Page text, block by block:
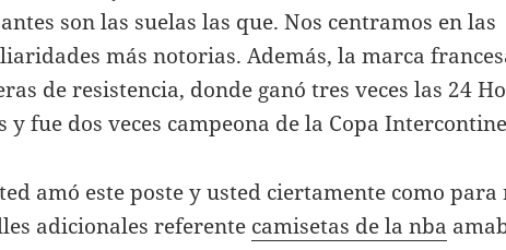
son las suelas las que. Nos centramos en las
más notorias. Además, la marca
de resistencia, donde ganó tres veces las 24
y fue dos veces campeona de la Copa
amó este poste y usted ciertamente como
adicionales referente camisetas de la nba